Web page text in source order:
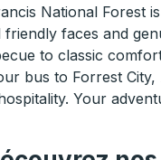
National Forest
friendly faces and
to classic
bus to Forrest
Your